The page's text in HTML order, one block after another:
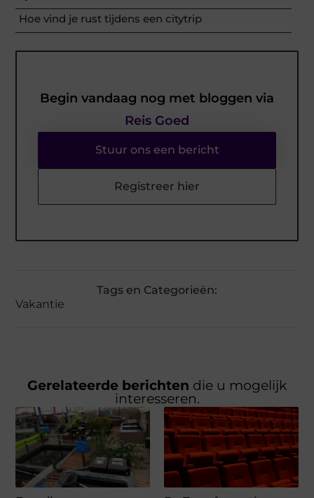
Hoe vind je rust tijdens een citytrip
Begin vandaag nog met bloggen via
Reis Goed
Stuur ons een bericht
Registreer hier
Tags en Categorieën:
Vakantie
Gerelateerde berichten die u mogelijk
interesseren.